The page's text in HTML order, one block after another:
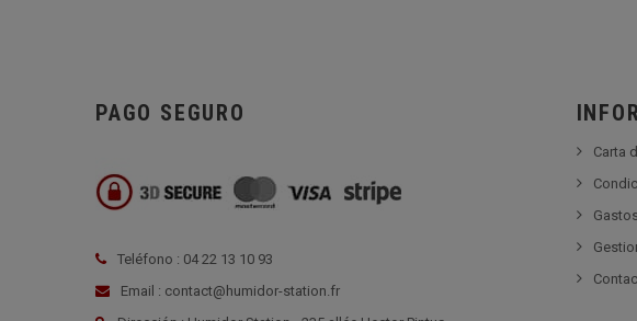
PAGO SEGURO
Teléfono : 04 22 13 10 93
Email : contact@humidor-station.fr
Carta